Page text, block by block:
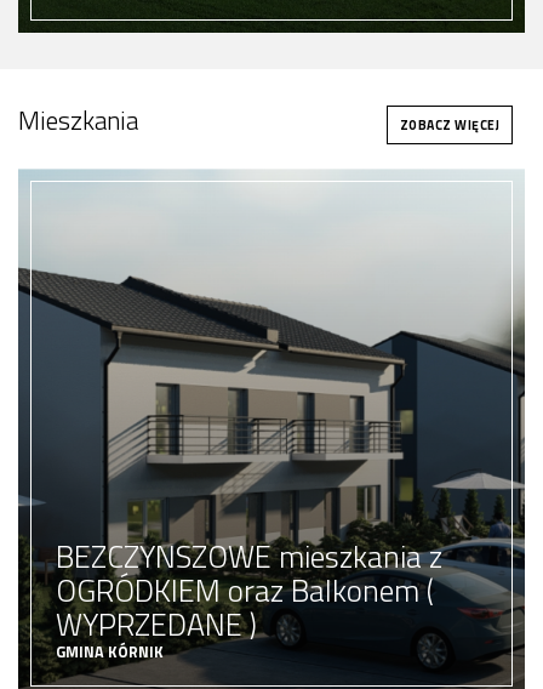
grunt rolny
ZOBACZ OFERTĘ
Mieszkania ZOBACZ WIĘCEJ
Podwójne Parterowe Mieszkanie
z OGRÓDKIEM
ŚRODA WIELKOPOLSKA